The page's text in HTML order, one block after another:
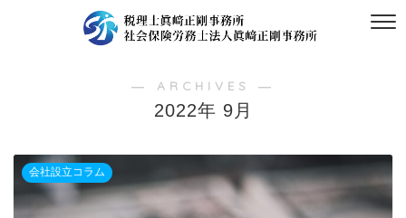
― ARCHIVES ―
2022年 9月
会社設立コラム